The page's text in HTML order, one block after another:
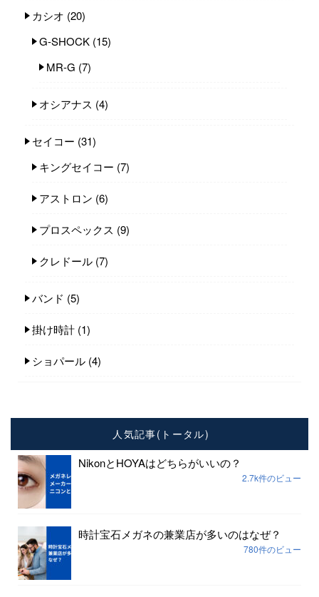
カシオ (20)
G-SHOCK (15)
MR-G (7)
オシアナス (4)
セイコー (31)
キングセイコー (7)
アストロン (6)
プロスペックス (9)
クレドール (7)
バンド (5)
掛け時計 (1)
ショパール (4)
人気記事(トータル)
NikonとHOYAはどちらがいいの？
2.7k件のビュー
時計宝石メガネの兼業店が多いのはなぜ？
780件のビュー